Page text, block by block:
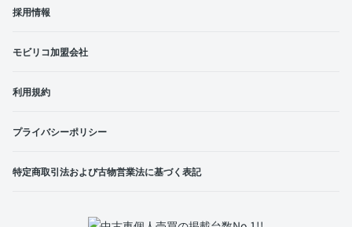
採用情報
モビリコ加盟会社
利用規約
プライバシーポリシー
特定商取引法および古物営業法に基づく表記